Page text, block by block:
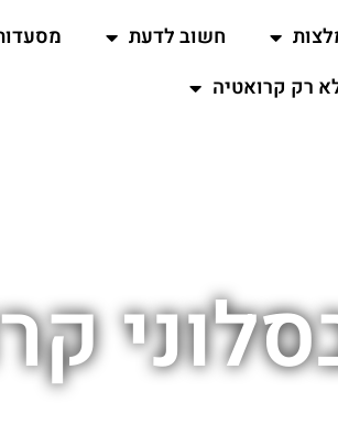
חשוב לדעת
רק קרואטיה